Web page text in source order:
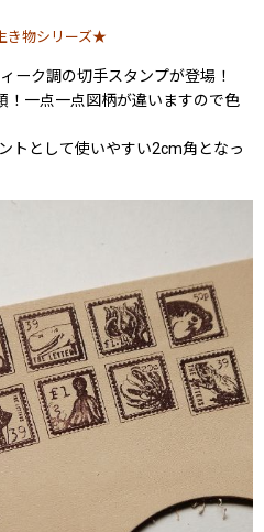
き物シリーズ★
ーク調の切手スタンプが登場！
！一点一点図柄が違いますので色
トとして使いやすい2cm角となっ